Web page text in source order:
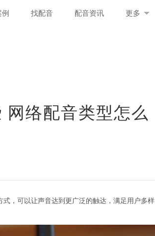
例 找配音 配音资讯 更多
网络配音类型怎么
，可以让声音达到更广泛的触达，满足用户多样